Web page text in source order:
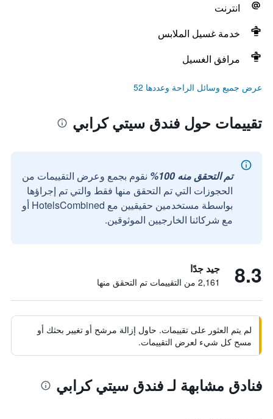
انترنت
خدمة غسيل الملابس
مرافق الغسيل
عرض جميع وسائل الراحة وعددها 52
تقييمات حول فندق سيتي كرابي
تم التحقق منه 100%
نقوم بجمع وعرض التقييمات من
الحجوزات التي تم التحقق منها فقط والتي تم إجراؤها
بواسطة مستخدمين حقيقيين مع HotelsCombined أو
مع شركائنا الخارجيين الموثوقين.
8.3 جيد جدًا
2,161 من التقييمات تم التحقق منها
لم يتم العثور على تقييمات. حاول إزالة مرشح أو تغيير بحثك أو
مسح كل شيء لعرض التقييمات.
فنادق مشابهة لـ فندق سيتي كرابي